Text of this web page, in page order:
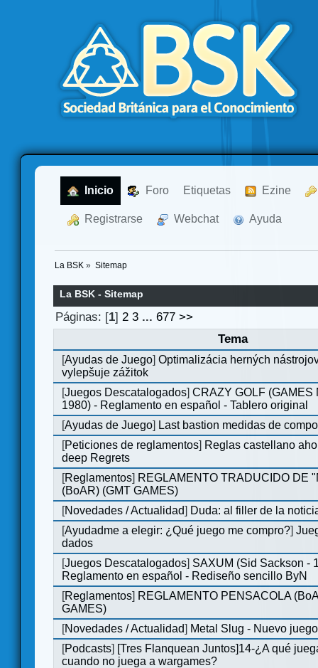
Inicio Foro Etiquetas Ezine
Registrarse Webchat Ayuda
La BSK » Sitemap
La BSK - Sitemap
Páginas: [1]2 3 ...677 >>
Tema
[Ayudas de Juego]Optimalizácia herných
vylepšuje zážitok
[Juegos Descatalogados]CRAZY GOLF (GAMES
1980) - Reglamento en español - Tablero original
[Ayudas de Juego] Last bastion medidas de
[Peticiones de reglamentos] Reglas castellano
deep Regrets
[Reglamentos] REGLAMENTO TRADUCIDO DE
(BoAR) (GMT GAMES)
[Novedades / Actualidad] Duda: al filler de la
[Ayudadme a elegir: ¿Qué juego me compro?]
dados
[Juegos Descatalogados] SAXUM (Sid Sackson -
Reglamento en español - Rediseño sencillo ByN
[Reglamentos] REGLAMENTO PENSACOLA
GAMES)
[Novedades / Actualidad] Metal Slug - Nuevo
[Podcasts] [Tres Flanquean Juntos]14-¿A qué
cuando no juega a wargames?